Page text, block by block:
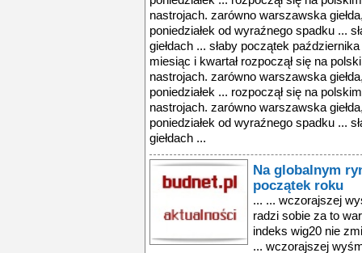
nastrojach. zarówno warszawska
poniedziałek od wyraźnego spadku ...
giełdach ... słaby początek
miesiąc i kwartał rozpoczął się na
nastrojach. zarówno warszawska
poniedziałek ... rozpoczął się na
nastrojach. zarówno warszawska
poniedziałek od wyraźnego spadku ...
giełdach ...
Na globalnym
początek roku
... ... wczorajszej
radzi sobie za to
indeks wig20 nie
... wczorajszej